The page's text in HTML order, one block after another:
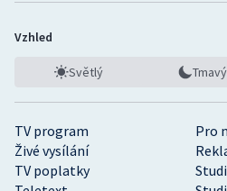
TV program
Pro
Živé vysílání
TV poplatky
Vzhled
Světlý Tmavý